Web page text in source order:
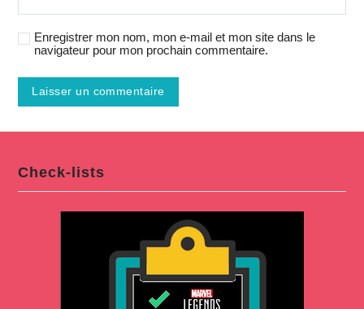
Enregistrer mon nom, mon e-mail et mon site dans le
navigateur pour mon prochain commentaire.
Check-lists